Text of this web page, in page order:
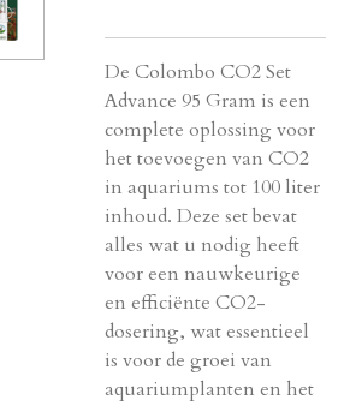
De Colombo CO2 Set
Advance 95 Gram is een
complete oplossing voor
het toevoegen van CO2
in aquariums tot 100 liter
inhoud. Deze set bevat
alles wat u nodig heeft
voor een nauwkeurige
en efficiënte CO2-
dosering, wat essentieel
is voor de groei van
aquariumplanten en het